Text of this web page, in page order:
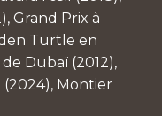
Grand Prix à
Turtle en
Dubaï (2012),
(2024), Montier